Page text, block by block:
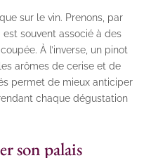
sur le vin. Prenons, par
souvent associé à des
À l’inverse, un pinot
arômes de cerise et de
permet de mieux anticiper
chaque dégustation
son palais